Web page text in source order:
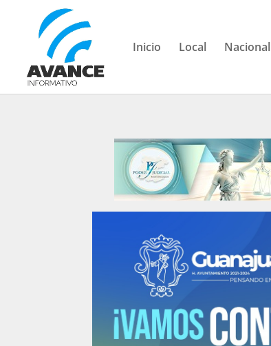
Inicio Local Nacional